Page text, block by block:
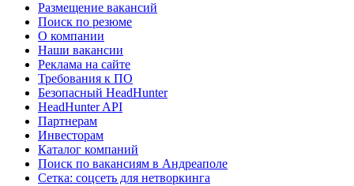
Размещение вакансий
Поиск по резюме
О компании
Наши вакансии
Реклама на сайте
Требования к ПО
Безопасный HeadHunter
HeadHunter API
Партнерам
Инвесторам
Каталог компаний
Поиск по вакансиям в Андреаполе
Сетка: соцсеть для нетворкинга